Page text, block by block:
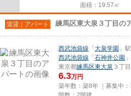
面積：19.57㎡
賃貸｜アパート 練馬区東大泉３丁目の
西武池袋線 「 大泉学園 」
西武池袋線 「 石神井公園
東京都練馬区東大泉 ３丁目
6.3万円
築年数：築8年 ｜募集中：